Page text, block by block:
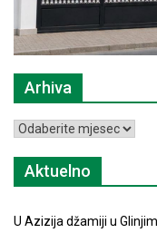
Arhiva
Arhiva
Aktuelno
U Azizija džamiji u